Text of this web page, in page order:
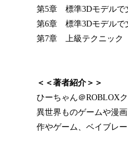
第5章 標準3Dモデル
第6章 標準3Dモデル
第7章 上級テクニック
＜＜著者紹介＞＞
ひーちゃん＠ROBLOX
異世界ものゲームや漫
作やゲーム、ベイブレ